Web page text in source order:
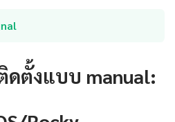
ดตั้งแบบ manual: